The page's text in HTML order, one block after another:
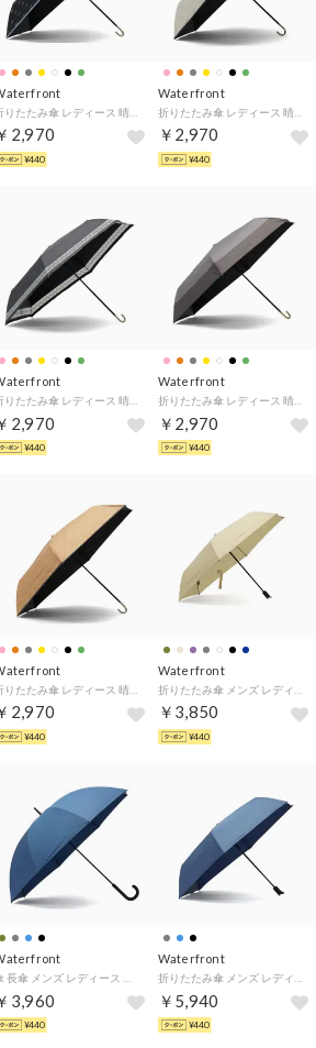
2,970
¥440
Waterfront
折りたたみ傘 レディース 晴雨兼用 ケース 傘 おしゃれ 撥水 耐水 UVカット 完全遮光 遮光 遮熱 umbulatio スレンダーハンドル UVブロック 折 53cm S353-0878 （ロープドットオフホワイト）
￥2,970
¥440
2,970
¥440
Waterfront
折りたたみ傘 レディース 晴雨兼用 ケース 傘 おしゃれ 撥水 耐水 UVカット 完全遮光 遮光 遮熱 umbulatio スレンダーハンドル UVブロック 折 53cm S353-0878 （バイカラーダークグレー）
￥2,970
¥440
2,970
¥440
Waterfront
￥3,850
¥440
3,960
¥440
Waterfront
￥5,940
¥440